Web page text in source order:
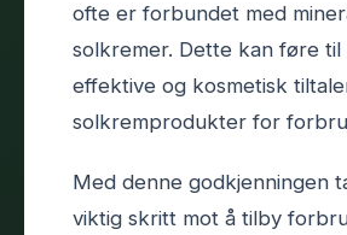
ofte er forbundet med
solkremer. Dette kan føre til
effektive og kosmetisk
solkremprodukter for
Med denne godkjenningen
viktig skritt mot å tilby